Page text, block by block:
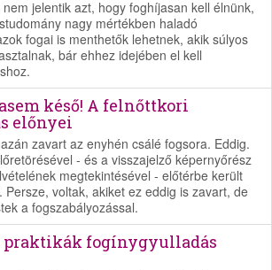
jelentik azt, hogy foghíjasan kell élnünk,
nagy mértékben haladó
fogai is menthetők lehetnek, akik súlyos
bár ehhez idejében el kell
késő! A felnőttkori
előnyei
zavart az enyhén csálé fogsora. Eddig.
- és a visszajelző képernyőrész
megtekintésével - előtérbe került
Persze, voltak, akiket ez eddig is zavart, de
a fogszabályozással.
praktikák fogínygyulladás